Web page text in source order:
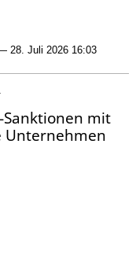
28. Juli 2026 16:03
Sanktionen mit
Unternehmen